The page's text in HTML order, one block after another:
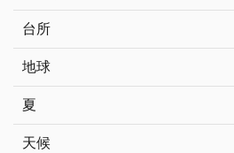
台所
地球
夏
天候